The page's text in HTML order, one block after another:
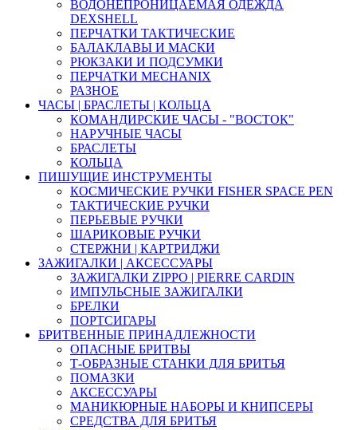
ВОДОНЕПРОНИЦАЕМАЯ ОДЕЖДА
DEXSHELL
ПЕРЧАТКИ ТАКТИЧЕСКИЕ
БАЛАКЛАВЫ И МАСКИ
РЮКЗАКИ И ПОДСУМКИ
ПЕРЧАТКИ MECHANIX
РАЗНОЕ
ЧАСЫ | БРАСЛЕТЫ | КОЛЬЦА
КОМАНДИРСКИЕ ЧАСЫ - "ВОСТОК"
НАРУЧНЫЕ ЧАСЫ
БРАСЛЕТЫ
КОЛЬЦА
ПИШУЩИЕ ИНСТРУМЕНТЫ
КОСМИЧЕСКИЕ РУЧКИ FISHER SPACE PEN
ТАКТИЧЕСКИЕ РУЧКИ
ПЕРЬЕВЫЕ РУЧКИ
ШАРИКОВЫЕ РУЧКИ
СТЕРЖНИ | КАРТРИДЖИ
ЗАЖИГАЛКИ | АКСЕССУАРЫ
ЗАЖИГАЛКИ ZIPPO | PIERRE CARDIN
ИМПУЛЬСНЫЕ ЗАЖИГАЛКИ
БРЕЛКИ
ПОРТСИГАРЫ
БРИТВЕННЫЕ ПРИНАДЛЕЖНОСТИ
ОПАСНЫЕ БРИТВЫ
Т-ОБРАЗНЫЕ СТАНКИ ДЛЯ БРИТЬЯ
ПОМАЗКИ
АКСЕССУАРЫ
МАНИКЮРНЫЕ НАБОРЫ И КНИПСЕРЫ
СРЕДСТВА ДЛЯ БРИТЬЯ